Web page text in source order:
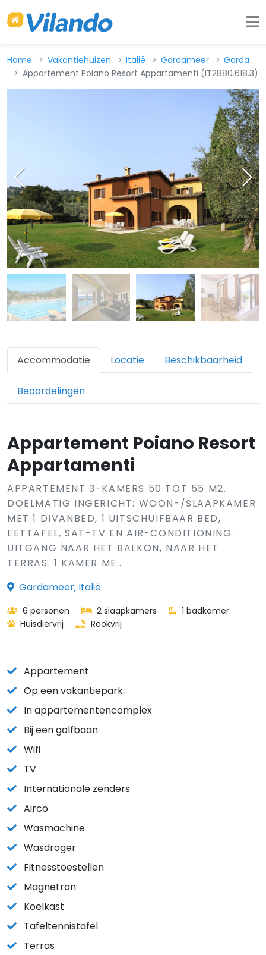
Home Vakantiehuizen Italië Gardameer
Garda
Appartement Poiano Resort Appartamenti (IT2880.618.3)
Accommodatie Locatie Beschikbaarheid
Beoordelingen
Appartement Poiano Resort
Appartamenti
APPARTEMENT 3-KAMERS 50 TOT 55 M2.
DOELMATIG INGERICHT: WOON-/SLAAPKAMER
MET 1 DIVANBED, 1 UITSCHUIFBAAR BED,
EETTAFEL, SAT-TV EN AIR-CONDITIONING.
UITGANG NAAR HET BALKON, NAAR HET
TERRAS. 1 KAMER ME..
Gardameer, Italië
6 personen 2 slaapkamers
1 badkamer
Huisdiervrij
Rookvrij
Appartement
Op een vakantiepark
In appartementencomplex
Bij een golfbaan
Wifi
TV
Internationale zenders
Airco
Wasmachine
Wasdroger
Fitnesstoestellen
Magnetron
Koelkast
Tafeltennistafel
Terras